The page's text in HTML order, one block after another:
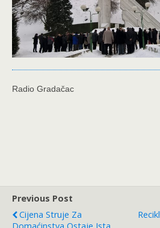
Radio Gradačac
Previous Post
Cijena Struje Za